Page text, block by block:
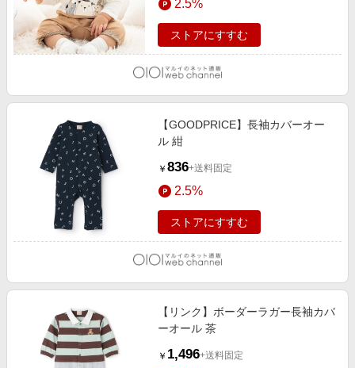
2.5%
ストアにすすむ
【GOODPRICE】長袖カバーオー
ル 紺
￥ 836+送料固定
2.5%
ストアにすすむ
【リンク】ボーダーラガー長袖カバ
ーオール 茶
￥ 1,496+送料固定